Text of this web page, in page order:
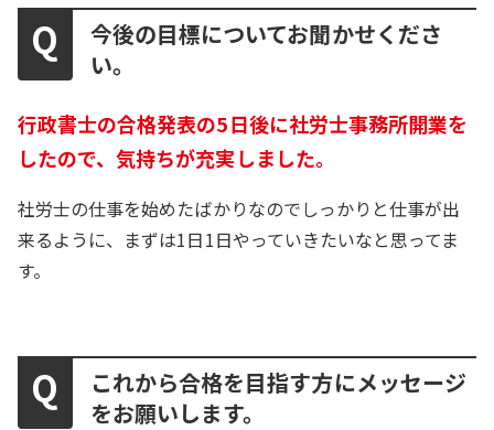
今後の目標についてお聞かせくださ
い。
行政書士の合格発表の5日後に社労士事務所開業を
したので、気持ちが充実しました。
社労士の仕事を始めたばかりなのでしっかりと仕事が出
来るように、まずは1日1日やっていきたいなと思ってま
す。
これから合格を目指す方にメッセージ
をお願いします。